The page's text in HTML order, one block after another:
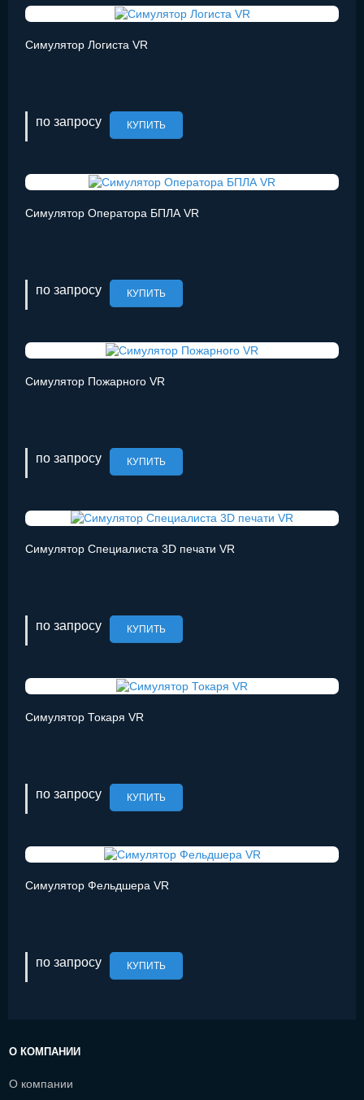
Симулятор Логиста VR
по запросу КУПИТЬ
Симулятор Оператора БПЛА VR
по запросу КУПИТЬ
Симулятор Пожарного VR
по запросу КУПИТЬ
Симулятор Специалиста 3D печати VR
по запросу КУПИТЬ
Симулятор Токаря VR
по запросу КУПИТЬ
Симулятор Фельдшера VR
по запросу КУПИТЬ
О КОМПАНИИ
О компании